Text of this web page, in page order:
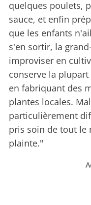
quelques poulets,
sauce, et enfin
que les enfants
s'en sortir, la
improviser en
conserve la
en fabriquant des
plantes locales.
particulièrement
pris soin de tout le
plainte."